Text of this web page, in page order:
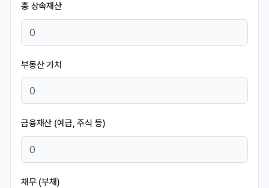
총 상속재산
부동산 가치
금융재산 (예금, 주식 등)
채무 (부채)